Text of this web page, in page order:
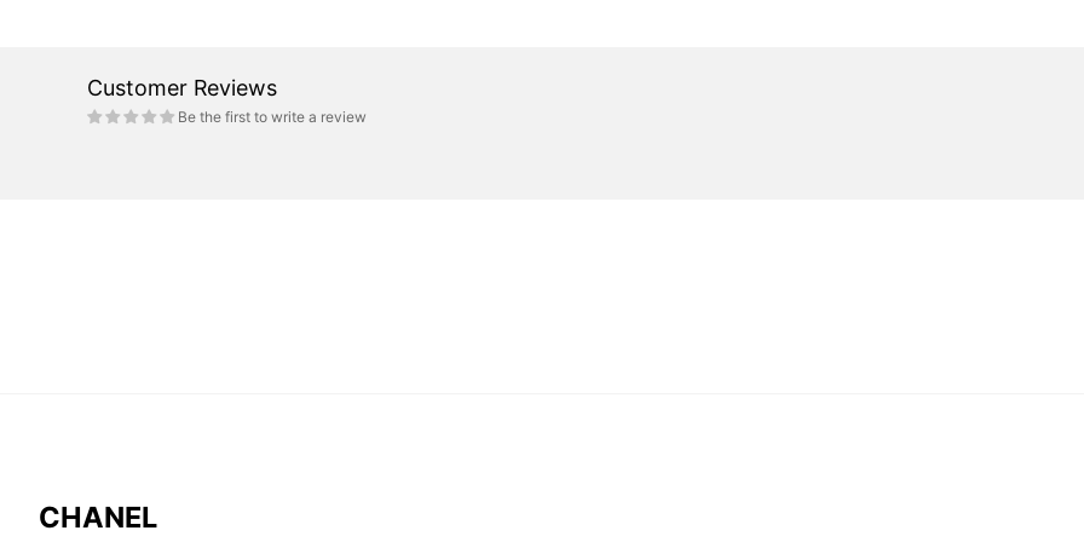
Customer Reviews
Be the first to write a review
CHANEL